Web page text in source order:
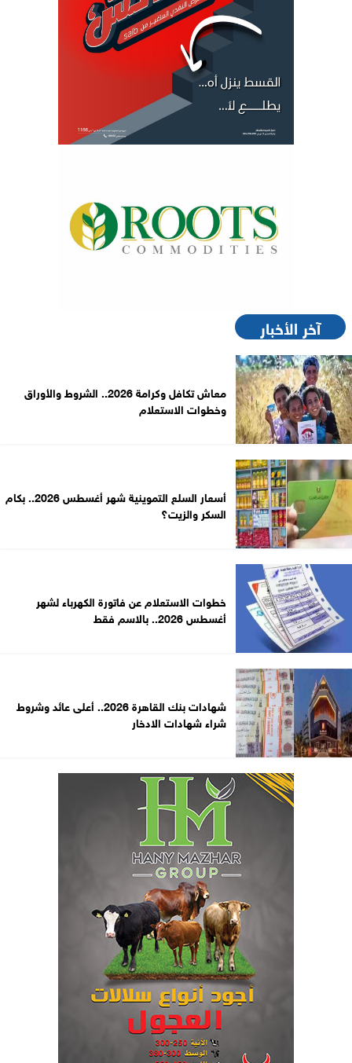
آخر الأخبار
معاش تكافل وكرامة 2026.. الشروط والأوراق
وخطوات الاستعلام
أسعار السلع التموينية شهر أغسطس 2026.. بكام
السكر والزيت؟
خطوات الاستعلام عن فاتورة الكهرباء لشهر
أغسطس 2026.. بالاسم فقط
شهادات بنك القاهرة 2026.. أعلى عائد وشروط
شراء شهادات الادخار